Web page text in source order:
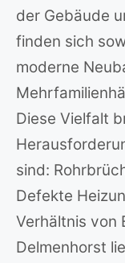
der Gebäude
finden sich
moderne
Diese Vielfalt
sind:
Defekte
Verhältnis von
Delmenhorst